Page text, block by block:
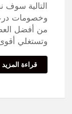
التالية
وخصومات
من أفضل
وتستغلي
قراءة المزيد